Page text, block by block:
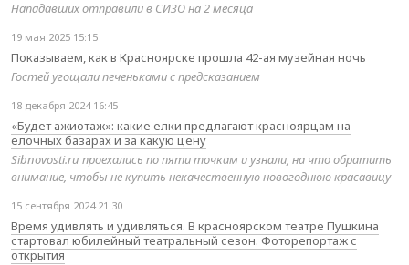
Нападавших отправили в СИЗО на 2 месяца
19 мая 2025 15:15
Показываем, как в Красноярске прошла 42-ая музейная ночь
Гостей угощали печеньками с предсказанием
18 декабря 2024 16:45
«Будет ажиотаж»: какие елки предлагают красноярцам на
елочных базарах и за какую цену
Sibnovosti.ru проехались по пяти точкам и узнали, на что обратить
внимание, чтобы не купить некачественную новогоднюю красавицу
15 сентября 2024 21:30
Время удивлять и удивляться. В красноярском театре Пушкина
стартовал юбилейный театральный сезон. Фоторепортаж с
открытия